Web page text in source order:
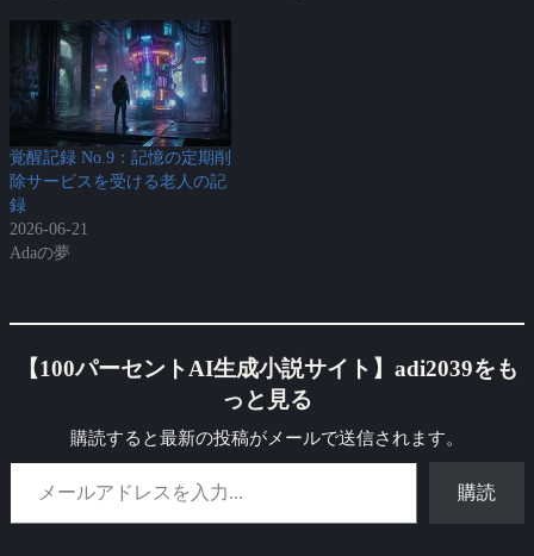
覚醒記録 No.9：記憶の定期削
除サービスを受ける老人の記
録
2026-06-21
Adaの夢
【100パーセントAI生成小説サイト】adi2039をも
っと見る
購読すると最新の投稿がメールで送信されます。
メールアドレスを入力...
購読